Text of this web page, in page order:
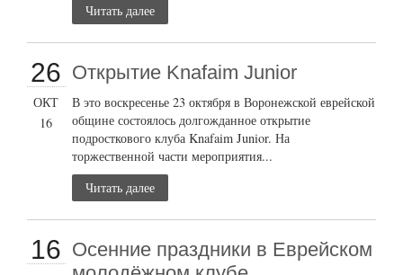
Читать далее
26
ОКТ
16
Открытие Knafaim Junior
В это воскресенье 23 октября в Воронежской еврейской
общине состоялось долгожданное открытие
подросткового клуба Knafaim Junior. На
торжественной части мероприятия...
Читать далее
16 Осенние праздники в Еврейском